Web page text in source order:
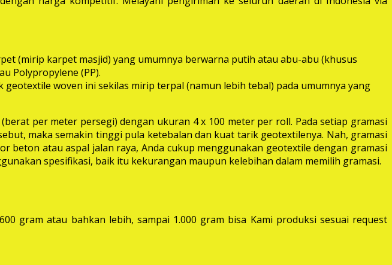
(mirip karpet masjid) yang umumnya berwarna putih atau abu-abu (khusus
Polypropylene (PP).
woven ini sekilas mirip terpal (namun lebih tebal) pada umumnya yang
per meter persegi) dengan ukuran 4 x 100 meter per roll. Pada setiap gramasi
maka semakin tinggi pula ketebalan dan kuat tarik geotextilenya. Nah, gramasi
atau aspal jalan raya, Anda cukup menggunakan geotextile dengan gramasi
spesifikasi, baik itu kekurangan maupun kelebihan dalam memilih gramasi.
gram atau bahkan lebih, sampai 1.000 gram bisa Kami produksi sesuai request